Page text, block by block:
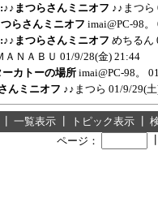
まつらさんミニオフ ♪♪まつら
つらさんミニオフ imai@PC-98。
まつらさんミニオフ めちるん
ＡＮＡＢＵ 01/9/28(金) 21:44
ーカトーの場所imai@PC-98。
んミニオフ ♪♪まつら 01/9/29(
一覧表示 トピック表示
ページ：